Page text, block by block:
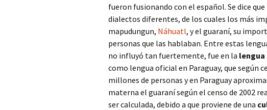
fueron fusionando con el español. Se dice
dialectos diferentes, de los cuales los más
mapudungun, Náhuatl, y el guaraní, su
personas que las hablaban. Entre estas
no influyó tan fuertemente, fue en la lengua
como lengua oficial en Paraguay, que según
millones de personas y en Paraguay
materna el guaraní según el censo de 2002
ser calculada, debido a que proviene de una